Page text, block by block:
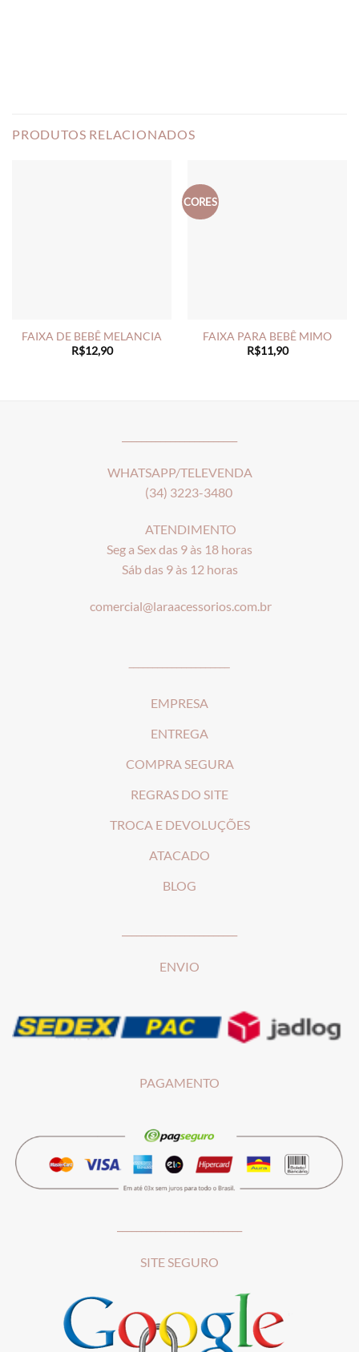
PRODUTOS RELACIONADOS
FAIXA DE BEBÊ MELANCIA
R$12,90
CORES
FAIXA PARA BEBÊ MIMO
R$11,90
WHATSAPP/TELEVENDA
(34) 3223-3480
ATENDIMENTO
Seg a Sex das 9 às 18 horas
Sáb das 9 às 12 horas
comercial@laraacessorios.com.br
EMPRESA
ENTREGA
COMPRA SEGURA
REGRAS DO SITE
TROCA E DEVOLUÇÕES
ATACADO
BLOG
ENVIO
PAGAMENTO
SITE SEGURO